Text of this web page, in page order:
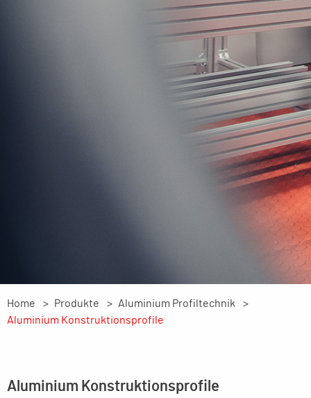
Home Produkte
Aluminium Profiltechnik
Aluminium Konstruktionsprofile
Aluminium Konstruktionsprofile